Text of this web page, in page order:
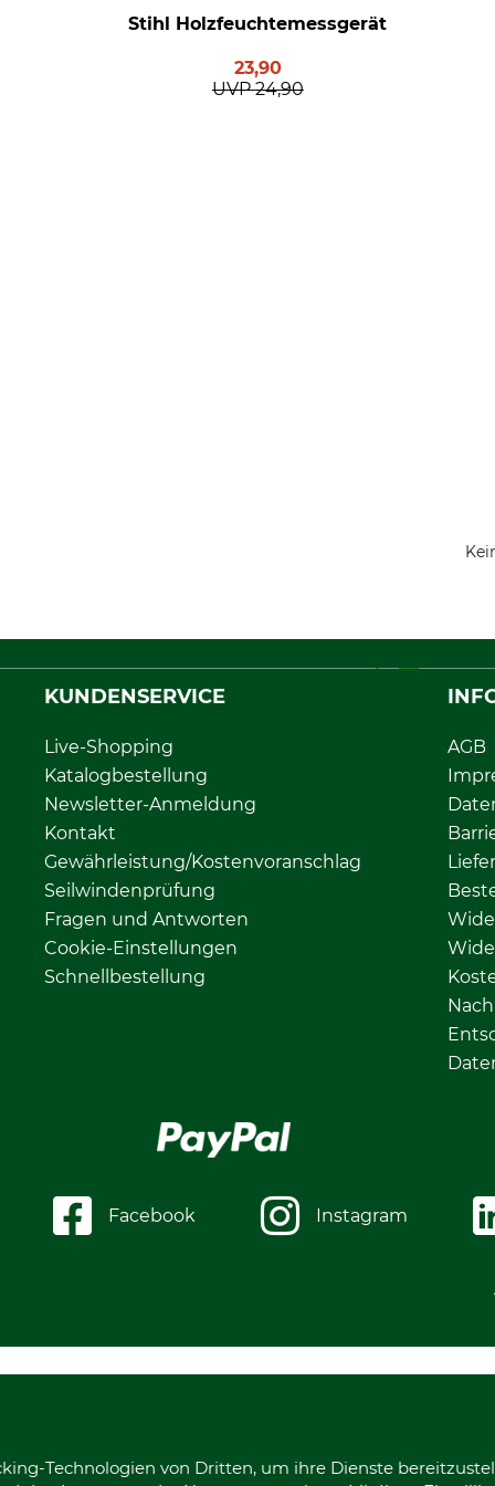
Stihl Holzfeuchtemessgerät
23,90
UVP 24,90
KUNDENSERVICE
Live-Shopping
Katalogbestellung
Newsletter-Anmeldung
Kontakt
Gewährleistung/Kostenvoranschlag
Seilwindenprüfung
Fragen und Antworten
Cookie-Einstellungen
Schnellbestellung
AGB
Facebook Instagram
Technologien von Dritten, um ihre Dienste